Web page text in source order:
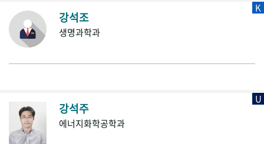
강석조
생명과학과
K
강석주
에너지화학공학과
U